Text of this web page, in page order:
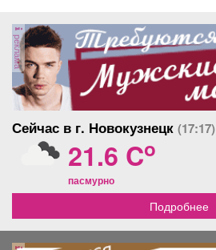
реклама
Сейчас в г. Новокузнецк (17:17)
21.6 Co
пасмурно
Подробнее